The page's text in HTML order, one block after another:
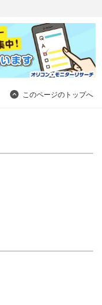
このページのトップへ